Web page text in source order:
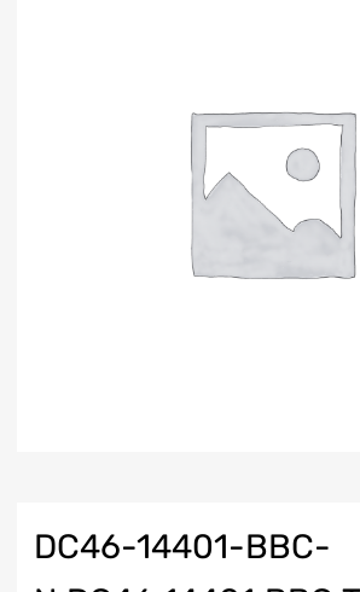
DC46-14401-BBC-